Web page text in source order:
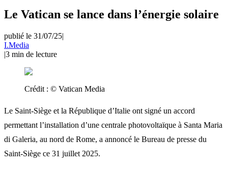
Le Vatican se lance dans l’énergie solaire
publié le 31/07/25|
I.Media
|3 min de lecture
Crédit : © Vatican Media
Le Saint-Siège et la République d’Italie ont signé un accord
permettant l’installation d’une centrale photovoltaïque à Santa Maria
di Galeria, au nord de Rome, a annoncé le Bureau de presse du
Saint-Siège ce 31 juillet 2025.